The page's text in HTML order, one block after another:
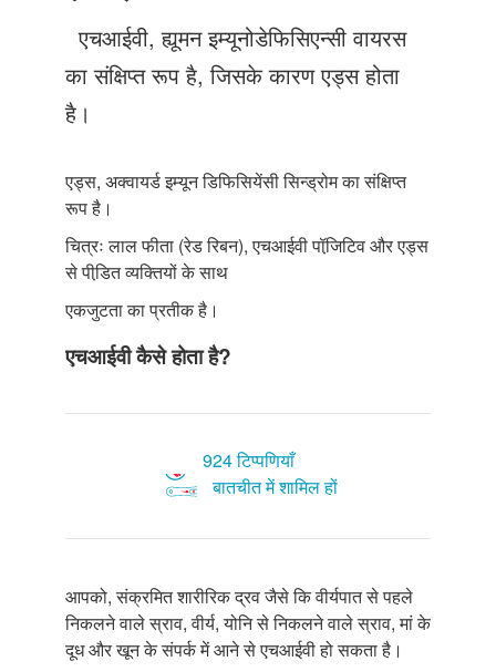
संपर्क करें
एचआईवी, ह्यूमन इम्यूनोडेफिसिएन्सी वायरस
का संक्षिप्त रूप है, जिसके कारण एड्स होता
है।
एड्स, अक्वायर्ड इम्यून डिफिसियेंसी सिन्ड्रोम का संक्षिप्त
रूप है।
चित्रः लाल फीता (रेड रिबन), एचआईवी पॉजि़टिव और एड्स
से पीडि़त व्यक्तियों के साथ
एकजुटता का प्रतीक है।
एचआईवी कैसे होता है?
924 टिप्पणियाँ
बातचीत में शामिल हों
आपको, संक्रमित शारीरिक द्रव जैसे कि वीर्यपात से पहले
निकलने वाले स्राव, वीर्य, योनि से निकलने वाले स्राव, मां के
दूध और खून के संपर्क में आने से एचआईवी हो सकता है।